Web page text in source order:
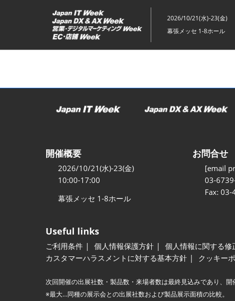
ッ
2026/10/21(水)-23(金)
幕張メッセ 1-8ホール
開催概要
2026/10/21(水)-23(金)
10:00-17:00
幕張メッセ 1-8ホール
お問合せ
[email
03-
Fax:
Useful links
ご利用条件 個人情報保護方針 個人情報に関する修
カスタマーハラスメントに対する基本方針
クッキー
次回開催の出展社数・製品数・来場者数は最終見込みであり、開
※最大…同種の展示会との出展社数および製品展示面積の比較。